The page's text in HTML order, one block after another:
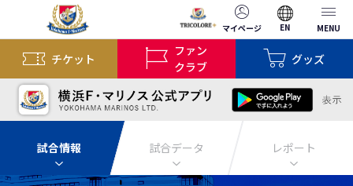
マイページ EN MENU
チケット
ファン
クラブ
グッズ
試合情報 試合データ レポート